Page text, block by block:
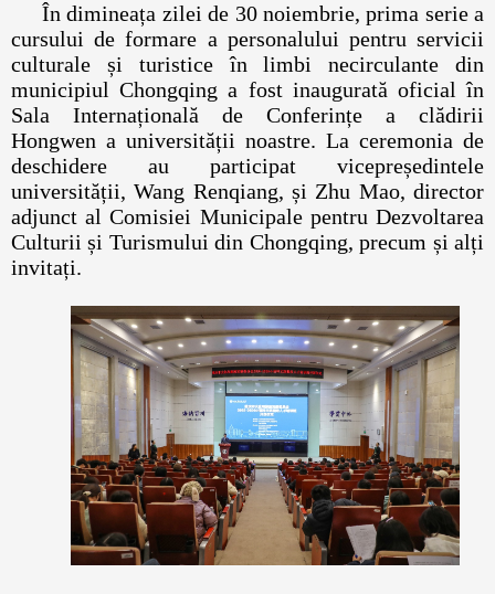
În dimineața zilei de 30 noiembrie, prima serie a
cursului de formare a personalului pentru servicii
culturale și turistice în limbi necirculante din
municipiul Chongqing a fost inaugurată oficial în
Sala Internațională de Conferințe a clădirii
Hongwen a universității noastre. La ceremonia de
deschidere au participat vicepreședintele
universității, Wang Renqiang, și Zhu Mao, director
adjunct al Comisiei Municipale pentru Dezvoltarea
Culturii și Turismului din Chongqing, precum și alți
invitați.